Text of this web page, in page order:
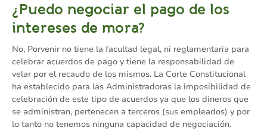
¿Puedo negociar el pago de los
intereses de mora?
No, Porvenir no tiene la facultad legal, ni reglamentaria para
celebrar acuerdos de pago y tiene la responsabilidad de
velar por el recaudo de los mismos. La Corte Constitucional
ha establecido para las Administradoras la imposibilidad de
celebración de este tipo de acuerdos ya que los dineros que
se administran, pertenecen a terceros (sus empleados) y por
lo tanto no tenemos ninguna capacidad de negociación.